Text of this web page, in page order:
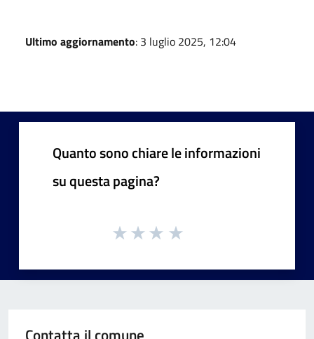
Ultimo aggiornamento: 3 luglio 2025, 12:04
Quanto sono chiare le informazioni
su questa pagina?